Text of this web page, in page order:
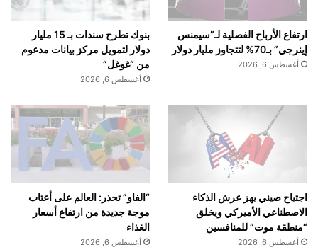
ارتفاع الأرباح الفصلية لـ”سيمنس
إينرجي” بـ70% لتتجاوز مليار دولار
أغسطس 6, 2026
بنوك تطرح سندات بـ 15 مليار
دولار لتمويل مركز بيانات مدعوم
من “غوغل”
أغسطس 6, 2026
اجتياح صيني يهز عرش الذكاء
الاصطناعي الأميركي ويخلق
“منطقة موت” للمنافسين
أغسطس 6, 2026
“الفاو” تحذر: العالم على أعتاب
موجة جديدة من ارتفاع أسعار
الغذاء
أغسطس 6, 2026